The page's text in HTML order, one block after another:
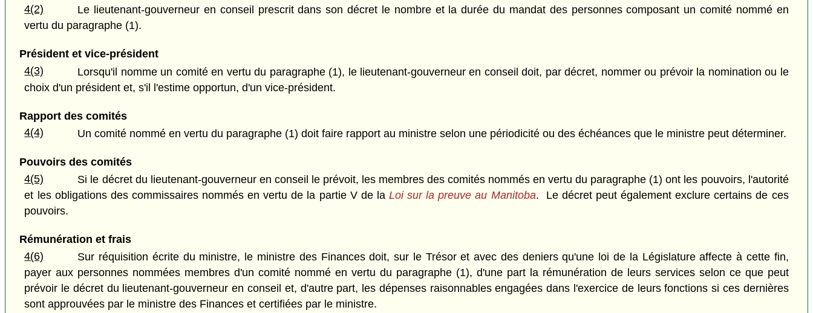
4(2)
Le lieutenant-gouverneur en conseil prescrit dans son décret le nombre et la durée du mandat des personnes composant un comité nommé en
vertu du paragraphe (1).
Président et vice-président
4(3)
Lorsqu'il nomme un comité en vertu du paragraphe (1), le lieutenant-gouverneur en conseil doit, par décret, nommer ou prévoir la nomination ou le
choix d'un président et, s'il l'estime opportun, d'un vice-président.
Rapport des comités
4(4)
Un comité nommé en vertu du paragraphe (1) doit faire rapport au ministre selon une périodicité ou des échéances que le ministre peut déterminer.
Pouvoirs des comités
4(5)
Si le décret du lieutenant-gouverneur en conseil le prévoit, les membres des comités nommés en vertu du paragraphe (1) ont les pouvoirs, l'autorité
et les obligations des commissaires nommés en vertu de la partie V de la Loi sur la preuve au Manitoba. Le décret peut également exclure certains de ces
pouvoirs.
Rémunération et frais
4(6)
Sur réquisition écrite du ministre, le ministre des Finances doit, sur le Trésor et avec des deniers qu'une loi de la Législature affecte à cette fin,
payer aux personnes nommées membres d'un comité nommé en vertu du paragraphe (1), d'une part la rémunération de leurs services selon ce que peut
prévoir le décret du lieutenant-gouverneur en conseil et, d'autre part, les dépenses raisonnables engagées dans l'exercice de leurs fonctions si ces dernières
sont approuvées par le ministre des Finances et certifiées par le ministre.